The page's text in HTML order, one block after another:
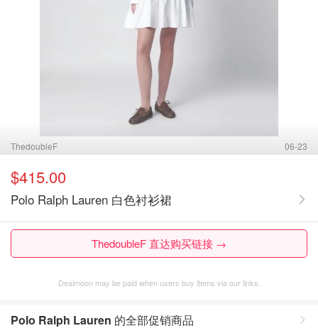
ThedoubleF 06-23
$415.00
Polo Ralph Lauren 白色衬衫裙
ThedoubleF 直达购买链接 →
Dealmoon may be paid when users buy items via our links.
Polo Ralph Lauren 的全部促销商品